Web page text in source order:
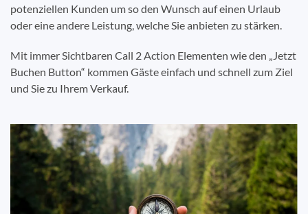
potenziellen Kunden um so den Wunsch auf einen Urlaub
oder eine andere Leistung, welche Sie anbieten zu stärken.
Mit immer Sichtbaren Call 2 Action Elementen wie den „Jetzt
Buchen Button“ kommen Gäste einfach und schnell zum Ziel
und Sie zu Ihrem Verkauf.